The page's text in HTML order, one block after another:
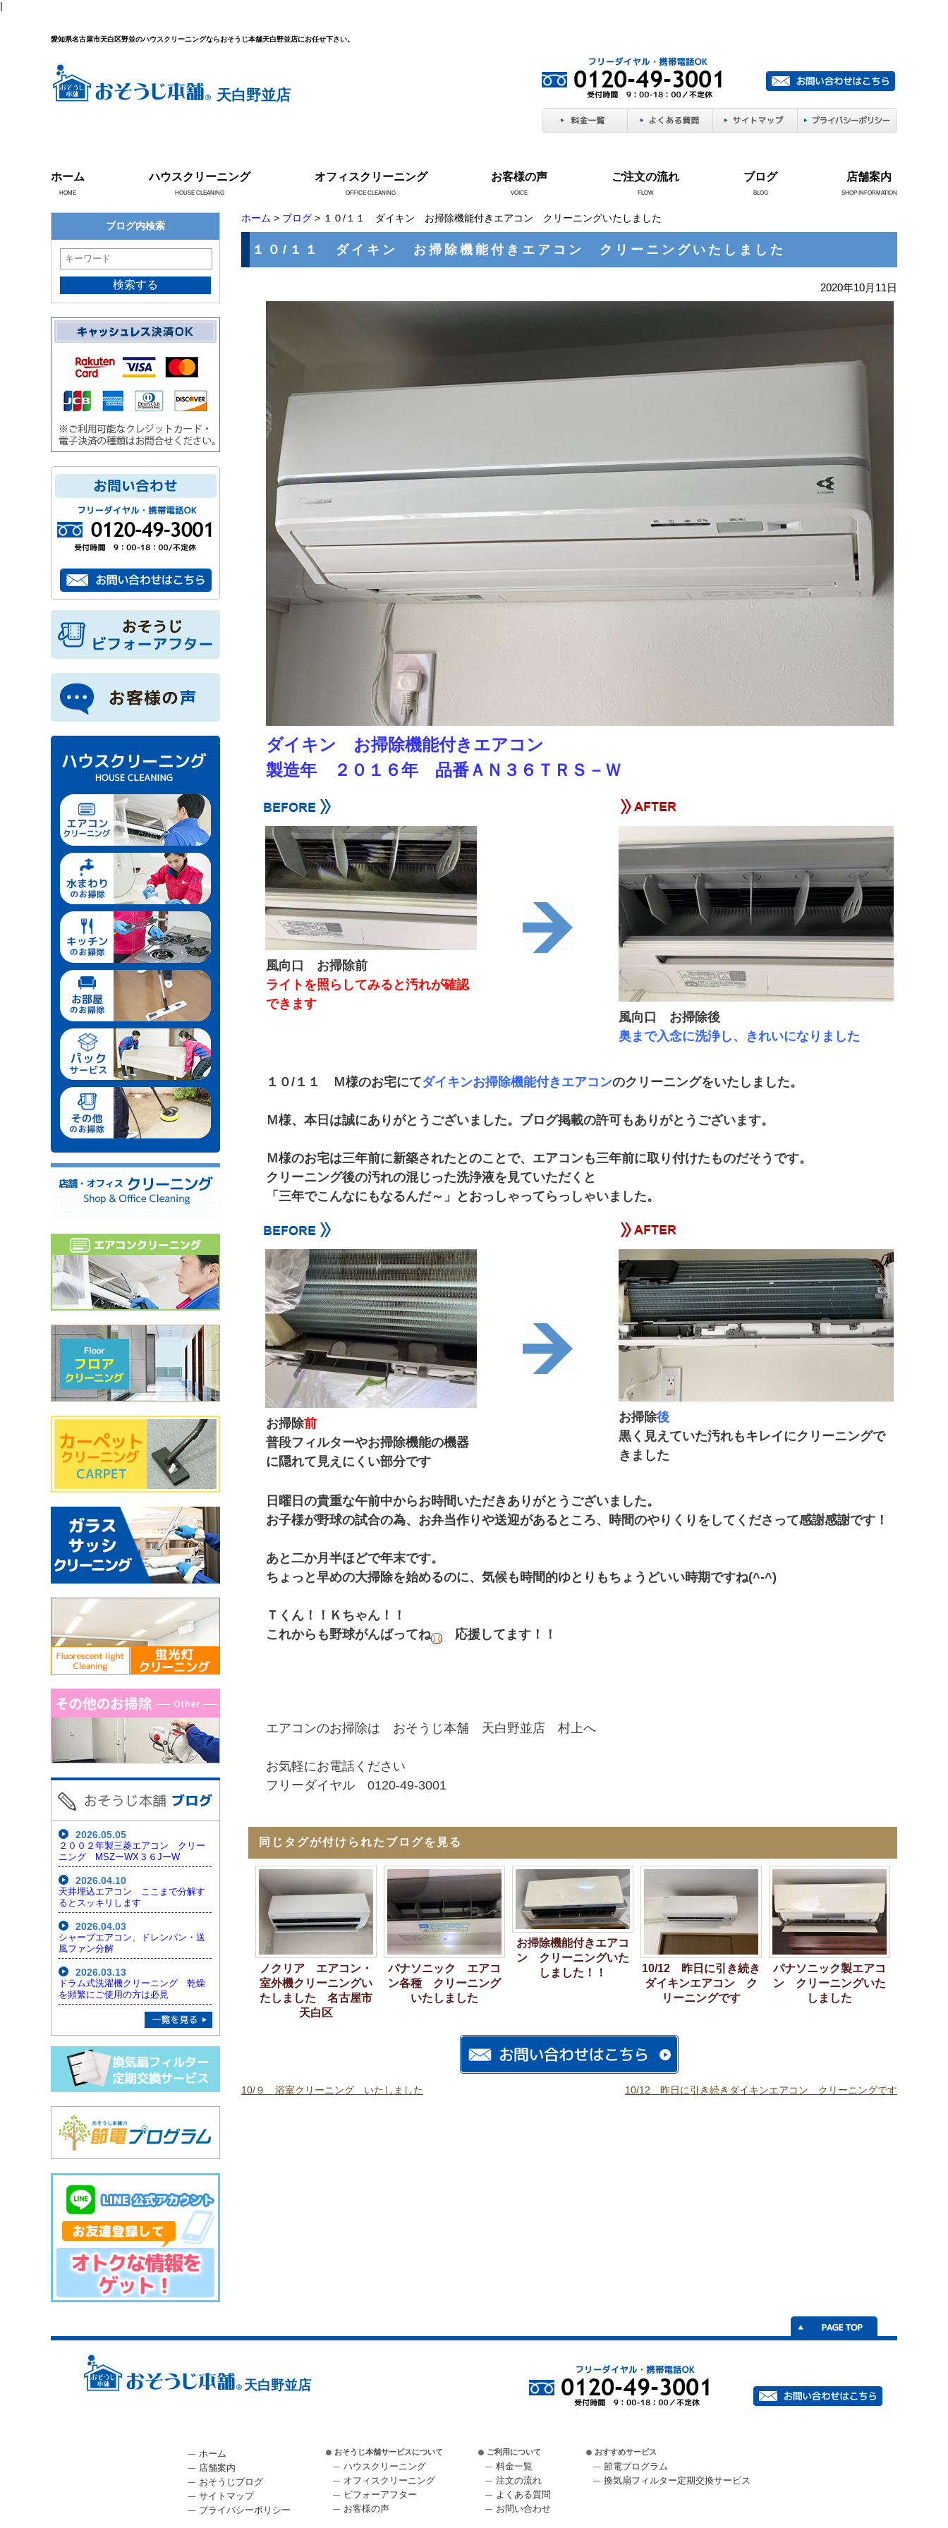
|
愛知県名古屋市天白区野並のハウスクリーニングならおそうじ本舗天白野並店にお任せ下さい。
天白野並店
ホーム
HOME
ハウスクリーニング
HOUSE CLEANING
オフィスクリーニング
OFFICE CLEANING
お客様の声
VOICE
ご注文の流れ
FLOW
ブログ
BLOG
店舗案内
SHOP INFORMATION
ホーム > ブログ > １０/１１ ダイキン お掃除機能付きエアコン クリーニングいたしました
１０/１１ ダイキン お掃除機能付きエアコン クリーニングいたしました
2020年10月11日
ダイキン お掃除機能付きエアコン
製造年 ２０１６年 品番ＡＮ３６ＴＲＳ－Ｗ
風向口 お掃除前
ライトを照らしてみると汚れが確認
できます
風向口 お掃除後
奥まで入念に洗浄し、きれいになりました
１０/１１ Ｍ様のお宅にてダイキンお掃除機能付きエアコンのクリーニングをいたしました。
Ｍ様、本日は誠にありがとうございました。ブログ掲載の許可もありがとうございます。
Ｍ様のお宅は三年前に新築されたとのことで、エアコンも三年前に取り付けたものだそうです。
クリーニング後の汚れの混じった洗浄液を見ていただくと
「三年でこんなにもなるんだ～」とおっしゃってらっしゃいました。
お掃除前
普段フィルターやお掃除機能の機器
に隠れて見えにくい部分です
お掃除後
黒く見えていた汚れもキレイにクリーニングで
きました
日曜日の貴重な午前中からお時間いただきありがとうございました。
お子様が野球の試合の為、お弁当作りや送迎があるところ、時間のやりくりをしてくださって感謝感謝です！
あと二か月半ほどで年末です。
ちょっと早めの大掃除を始めるのに、気候も時間的ゆとりもちょうどいい時期ですね(^-^)
Ｔくん！！Ｋちゃん！！
これからも野球がんばってね
応援してます！！
エアコンのお掃除は おそうじ本舗 天白野並店 村上へ
お気軽にお電話ください
フリーダイヤル 0120-49-3001
同じタグが付けられたブログを見る
ノクリア エアコン・
室外機クリーニングい
たしました 名古屋市
天白区
パナソニック エアコ
ン各種 クリーニング
いたしました
お掃除機能付きエアコ
ン クリーニングいた
しました！！
10/12 昨日に引き続き
ダイキンエアコン ク
リーニングです
パナソニック製エアコ
ン クリーニングいた
しました
10/９ 浴室クリーニング いたしました 10/12 昨日に引き続きダイキンエアコン クリーニングです
ブログ内検索
2026.05.05
２００２年製三菱エアコン クリー
ニング MSZーWX３６JーW
2026.04.10
天井埋込エアコン ここまで分解す
るとスッキリします
2026.04.03
シャープエアコン、ドレンパン・送
風ファン分解
2026.03.13
ドラム式洗濯機クリーニング 乾燥
を頻繁にご使用の方は必見
天白野並店
ホーム
店舗案内
おそうじブログ
サイトマップ
プライバシーポリシー
おそうじ本舗サービスについて
ハウスクリーニング
オフィスクリーニング
ビフォーアフター
お客様の声
ご利用について
料金一覧
注文の流れ
よくある質問
お問い合わせ
おすすめサービス
節電プログラム
換気扇フィルター定期交換サービス